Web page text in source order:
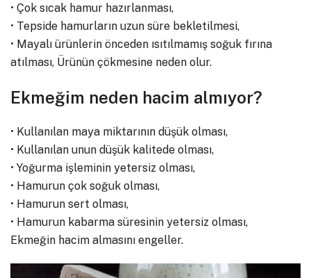
• Çok sıcak hamur hazırlanması,
• Tepside hamurların uzun süre bekletilmesi,
• Mayalı ürünlerin önceden ısıtılmamış soğuk fırına
atılması, Ürünün çökmesine neden olur.
Ekmeğim neden hacim almıyor?
• Kullanılan maya miktarının düşük olması,
• Kullanılan unun düşük kalitede olması,
• Yoğurma işleminin yetersiz olması,
• Hamurun çok soğuk olması,
• Hamurun sert olması,
• Hamurun kabarma süresinin yetersiz olması,
Ekmeğin hacim almasını engeller.